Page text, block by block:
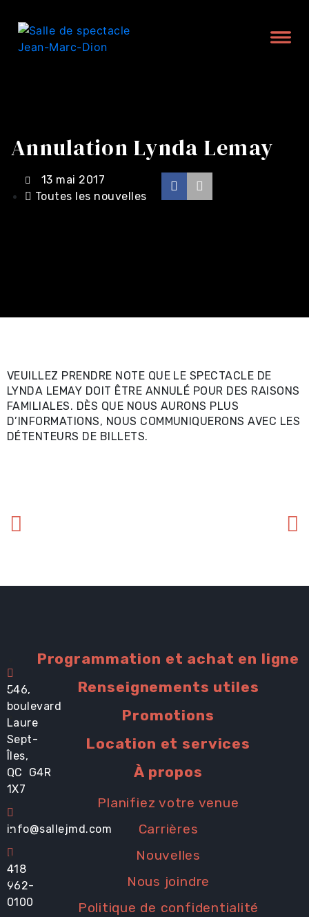
Annulation Lynda Lemay
13 mai 2017
Toutes les nouvelles
VEUILLEZ PRENDRE NOTE QUE LE SPECTACLE DE
LYNDA LEMAY DOIT ÊTRE ANNULÉ POUR DES RAISONS
FAMILIALES. DÈS QUE NOUS AURONS PLUS
D’INFORMATIONS, NOUS COMMUNIQUERONS AVEC LES
DÉTENTEURS DE BILLETS.
546,
boulevard
Laure
Sept-
Îles,
QC G4R
1X7
info@sallejmd.com
418
962-
0100
Programmation et achat en ligne
Renseignements utiles
Promotions
Location et services
À propos
Planifiez votre venue
Carrières
Nouvelles
Nous joindre
Politique de confidentialité
Spectacles
Achat en ligne -
Certificat-cadeau
Achat en ligne -
Renseignements